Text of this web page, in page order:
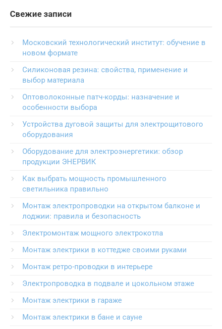
Свежие записи
Московский технологический институт: обучение в
новом формате
Силиконовая резина: свойства, применение и
выбор материала
Оптоволоконные патч-корды: назначение и
особенности выбора
Устройства дуговой защиты для электрощитового
оборудования
Оборудование для электроэнергетики: обзор
продукции ЭНЕРВИК
Как выбрать мощность промышленного
светильника правильно
Монтаж электропроводки на открытом балконе и
лоджии: правила и безопасность
Электромонтаж мощного электрокотла
Монтаж электрики в коттедже своими руками
Монтаж ретро-проводки в интерьере
Электропроводка в подвале и цокольном этаже
Монтаж электрики в гараже
Монтаж электрики в бане и сауне